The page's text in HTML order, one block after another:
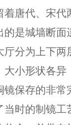
唐代、宋代
是城墙断面
分为上下两
小形状各异
保存的非常
时的制镜工